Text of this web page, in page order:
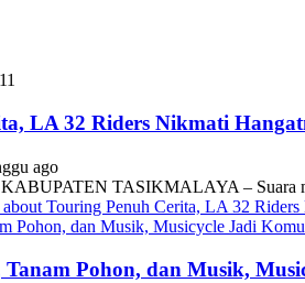
LA 32 Riders Nikmati
ago
TASIKMALAYA – Suara
about Touring Penuh Cerita, LA 32
Pohon, dan Musik, Musicycle Jadi
Tanam Pohon, dan Musik,